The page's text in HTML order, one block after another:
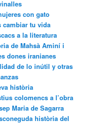
con gato
cambiar tu vida
a la literatura
de Mahsà Aminí i
dones iranianes
de lo inútil y otras
història
colomencs a l’obra
Maria de Sagarra
història del